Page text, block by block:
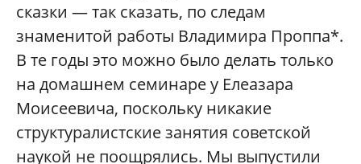
сказки — так сказать, по следам
знаменитой работы Владимира Проппа*.
В те годы это можно было делать только
на домашнем семинаре у Елеазара
Моисеевича, поскольку никакие
структуралистские занятия советской
наукой не поощрялись. Мы выпустили